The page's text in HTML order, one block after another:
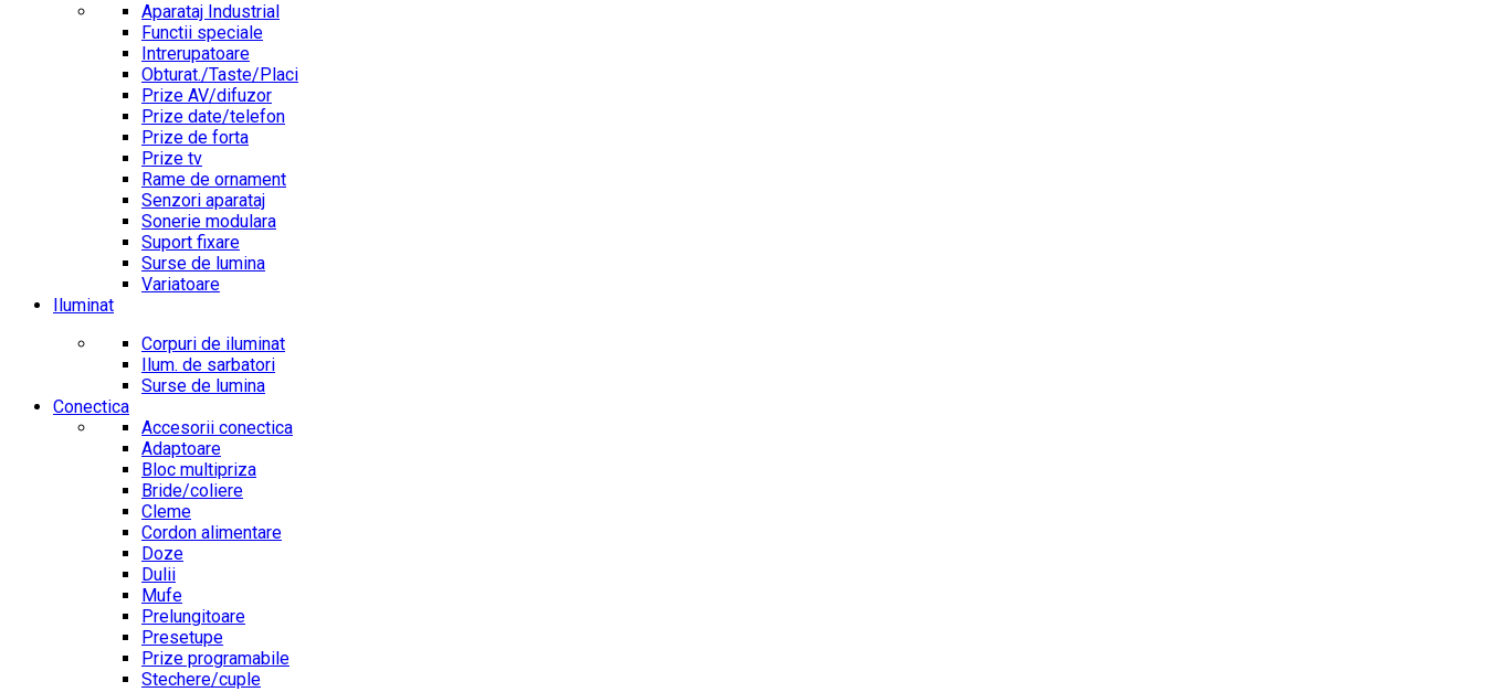
Aparataj Industrial
Functii speciale
Intrerupatoare
Obturat./Taste/Placi
Prize AV/difuzor
Prize date/telefon
Prize de forta
Prize tv
Rame de ornament
Senzori aparataj
Sonerie modulara
Suport fixare
Surse de lumina
Variatoare
Iluminat
Corpuri de iluminat
Ilum. de sarbatori
Surse de lumina
Conectica
Accesorii conectica
Adaptoare
Bloc multipriza
Bride/coliere
Cleme
Cordon alimentare
Doze
Dulii
Mufe
Prelungitoare
Presetupe
Prize programabile
Stechere/cuple